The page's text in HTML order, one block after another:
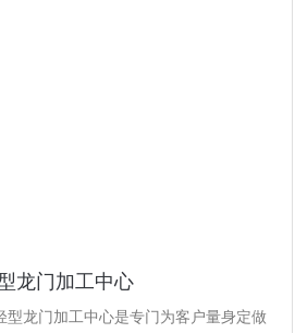
龙门加工中心
型龙门加工中心是专门为客户量身定做